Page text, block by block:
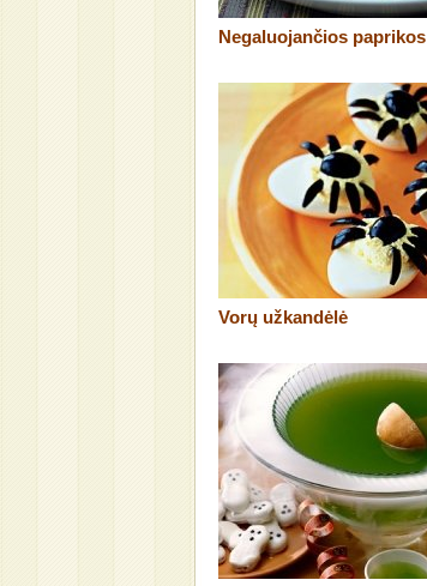
Negaluojančios paprikos
Vorų užkandėlė